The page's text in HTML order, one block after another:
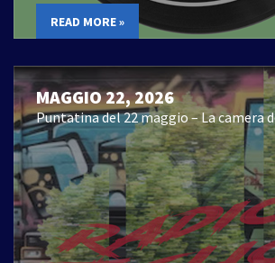
READ MORE »
MAGGIO 22, 2026
Puntatina del 22 maggio – La camera